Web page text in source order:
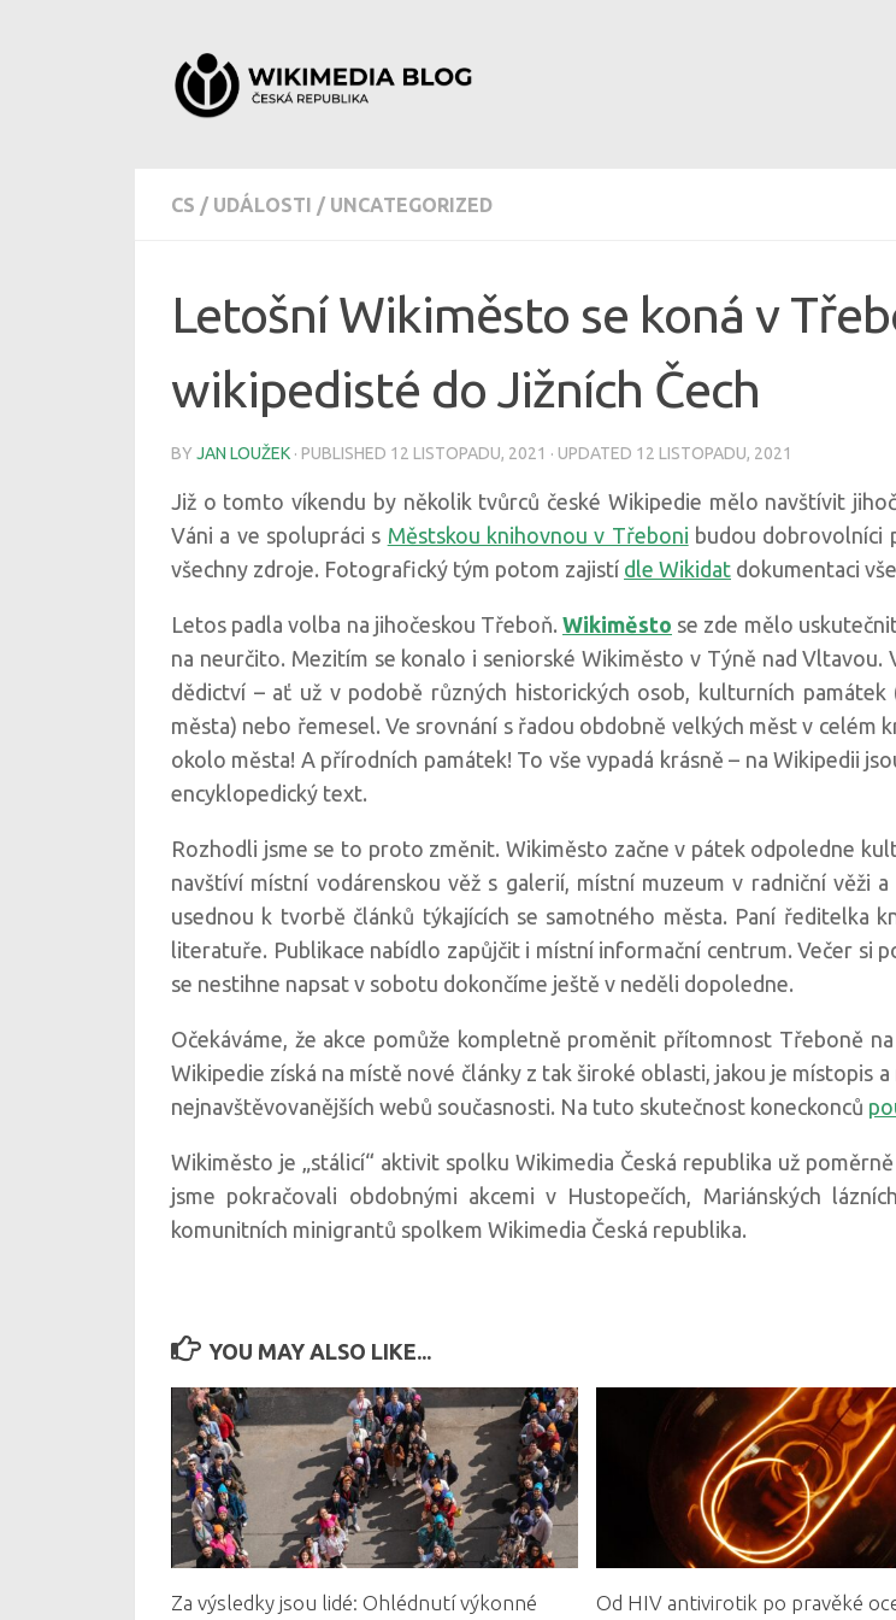
CS / UDÁLOSTI / UNCATEGORIZED
Letošní Wikiměsto se koná v
wikipedisté do Jižních Čech
BY JAN LOUŽEK · PUBLISHED 12 LISTOPADU, 2021 · UPDATED 12 LISTOPADU, 2021
Již o tomto víkendu by několik tvůrců české Wikipedie mělo navštívit
Váni a ve spolupráci s Městskou knihovnou v Třeboni budou dobrovolníci
všechny zdroje. Fotografický tým potom zajistí dle Wikidat dokumentaci
Letos padla volba na jihočeskou Třeboň. Wikiměsto se zde mělo
na neurčito. Mezitím se konalo i seniorské Wikiměsto v Týně nad
dědictví – ať už v podobě různých historických osob, kulturních
města) nebo řemesel. Ve srovnání s řadou obdobně velkých měst v
okolo města! A přírodních památek! To vše vypadá krásně – na Wikipedii
encyklopedický text.
Rozhodli jsme se to proto změnit. Wikiměsto začne v pátek odpoledne
navštíví místní vodárenskou věž s galerií, místní muzeum v radniční
usednou k tvorbě článků týkajících se samotného města. Paní ředitelka
literatuře. Publikace nabídlo zapůjčit i místní informační centrum. Večer si
se nestihne napsat v sobotu dokončíme ještě v neděli dopoledne.
Očekáváme, že akce pomůže kompletně proměnit přítomnost Třeboně
Wikipedie získá na místě nové články z tak široké oblasti, jakou je místopis
nejnavštěvovanějších webů současnosti. Na tuto skutečnost koneckonců
Wikiměsto je „stálicí“ aktivit spolku Wikimedia Česká republika už
jsme pokračovali obdobnými akcemi v Hustopečích, Mariánských
komunitních minigrantů spolkem Wikimedia Česká republika.
YOU MAY ALSO LIKE...
Za výsledky jsou lidé: Ohlédnutí výkonné Od HIV antivirotik po pravěké